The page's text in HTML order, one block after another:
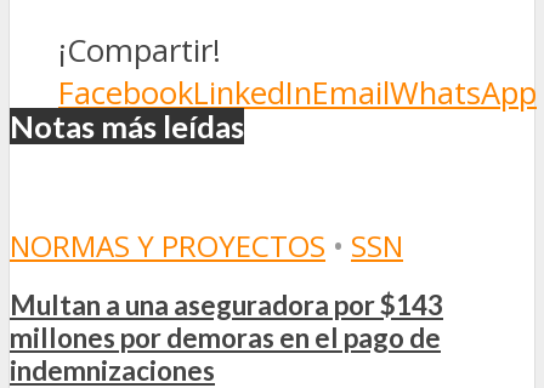
¡Compartir!
FacebookLinkedInEmailWhatsApp
Notas más leídas
NORMAS Y PROYECTOS • SSN
Multan a una aseguradora por $143
millones por demoras en el pago de
indemnizaciones